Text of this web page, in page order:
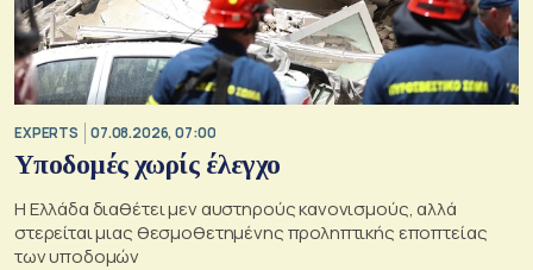
EXPERTS 07.08.2026, 07:00
Υποδομές χωρίς έλεγχο
Η Ελλάδα διαθέτει μεν αυστηρούς κανονισμούς, αλλά
στερείται μιας θεσμοθετημένης προληπτικής εποπτείας
των υποδομών